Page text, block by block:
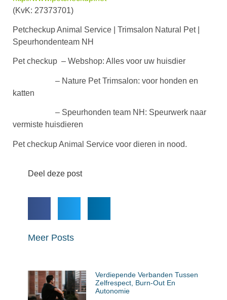
(KvK: 27373701)
Petcheckup Animal Service | Trimsalon Natural Pet |
Speurhondenteam NH
Pet checkup – Webshop: Alles voor uw huisdier
– Nature Pet Trimsalon: voor honden en
katten
– Speurhonden team NH: Speurwerk naar
vermiste huisdieren
Pet checkup Animal Service voor dieren in nood.
Deel deze post
Meer Posts
Verdiepende Verbanden Tussen
Zelfrespect, Burn-Out En
Autonomie